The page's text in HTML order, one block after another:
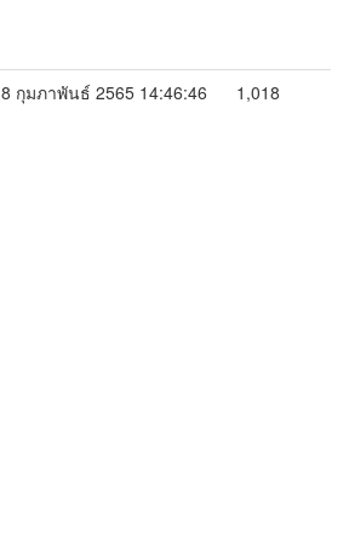
8 กุมภาพันธ์ 2565 14:46:46 1,018